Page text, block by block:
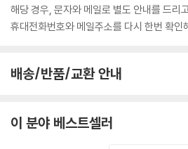
해당 경우, 문자와 메일로 별도 안내를 드리
휴대전화번호와 메일주소를 다시 한번 확인
배송/반품/교환 안내
이 분야 베스트셀러